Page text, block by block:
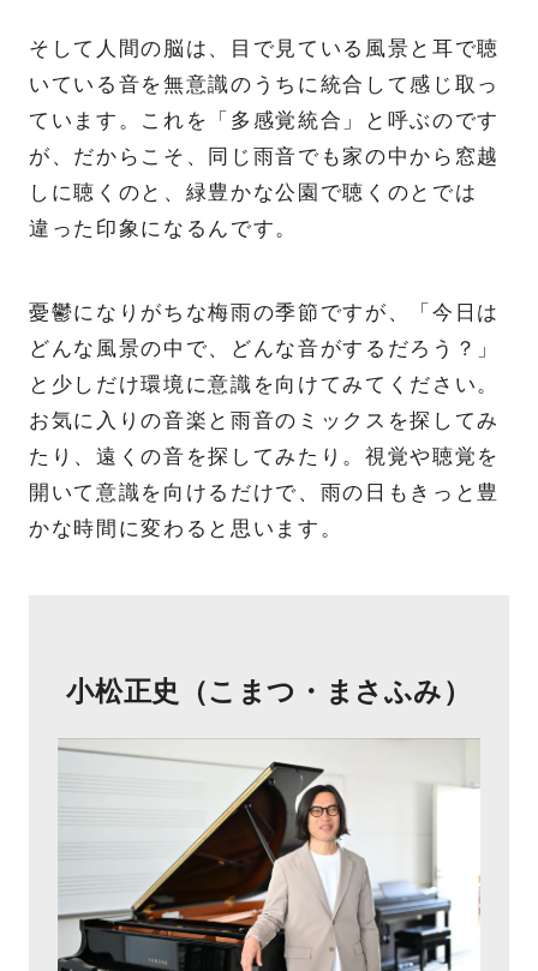
そして人間の脳は、目で見ている風景と耳で聴
いている音を無意識のうちに統合して感じ取っ
ています。これを「多感覚統合」と呼ぶのです
が、だからこそ、同じ雨音でも家の中から窓越
しに聴くのと、緑豊かな公園で聴くのとでは
違った印象になるんです。
憂鬱になりがちな梅雨の季節ですが、「今日は
どんな風景の中で、どんな音がするだろう？」
と少しだけ環境に意識を向けてみてください。
お気に入りの音楽と雨音のミックスを探してみ
たり、遠くの音を探してみたり。視覚や聴覚を
開いて意識を向けるだけで、雨の日もきっと豊
かな時間に変わると思います。
小松正史（こまつ・まさふみ）